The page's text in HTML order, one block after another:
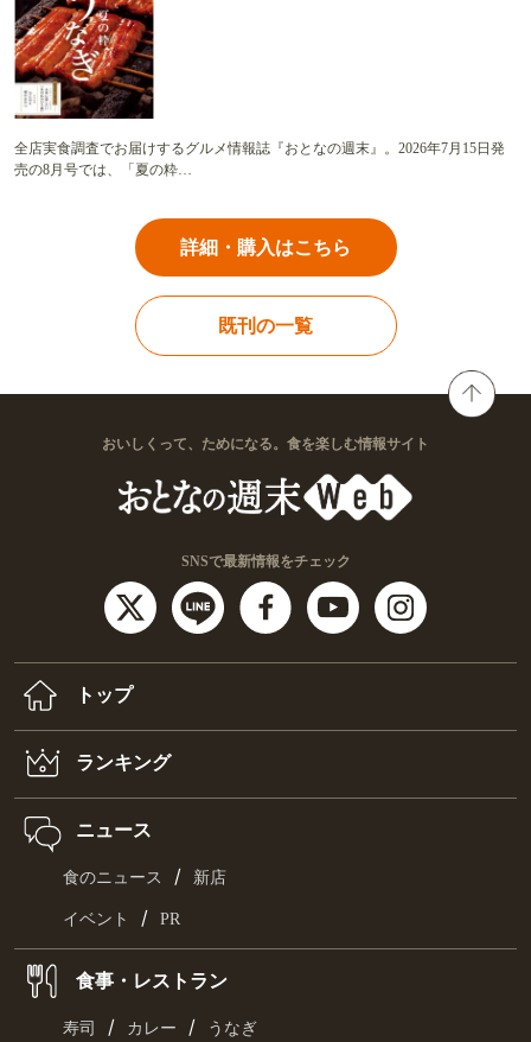
全店実食調査でお届けするグルメ情報誌『おとなの週末』。2026年7月15日発
売の8月号では、「夏の粋…
詳細・購入はこちら
既刊の一覧
おいしくって、ためになる。食を楽しむ情報サイト
SNSで最新情報をチェック
トップ
ランキング
ニュース
食のニュース / 新店
イベント / PR
食事・レストラン
寿司 / カレー / うなぎ